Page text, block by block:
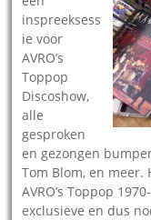
inspreeksess
ie voor
AVRO’s
Toppop
Discoshow,
alle
gesproken
en gezongen
Tom Blom, en meer.
AVRO’s Toppop
exclusieve en dus